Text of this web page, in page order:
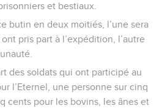
et bestiaux.
butin en deux moitiés, l’une sera
pris part à l’expédition, l’autre
des soldats qui ont participé au
l’Eternel, une personne sur cinq
cents pour les bovins, les ânes et